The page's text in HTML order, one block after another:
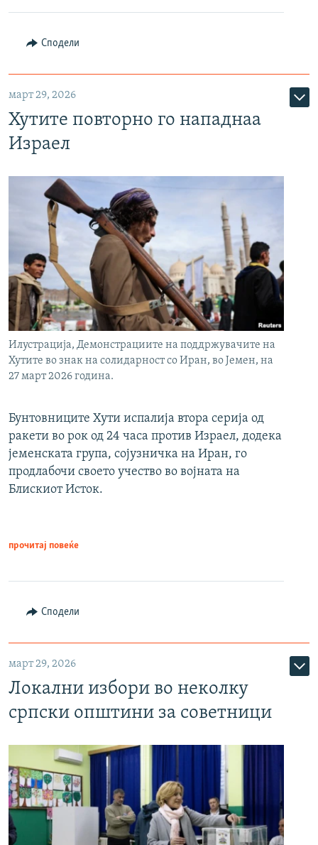
Сподели
март 29, 2026
Хутите повторно го нападнаа
Израел
Илустрација, Демонстрациите на поддржувачите на
Хутите во знак на солидарност со Иран, во Јемен, на
27 март 2026 година.
Бунтовниците Хути испалија втора серија од
ракети во рок од 24 часа против Израел, додека
јеменската група, сојузничка на Иран, го
продлабочи своето учество во војната на
Блискиот Исток.
прочитај повеќе
Сподели
март 29, 2026
Локални избори во неколку
српски општини за советници